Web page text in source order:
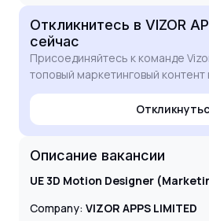
Откликнитесь в VIZOR
сейчас
Присоединяйтесь к команде
топовый маркетинговый контент
Описание вакансии
UE 3D Motion Designer
Company: VIZOR APPS LIMITED